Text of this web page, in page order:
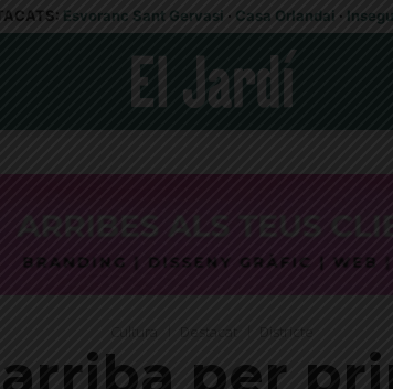
Esvoranc Sant Gervasi · Casa Orlandai ·
Districte